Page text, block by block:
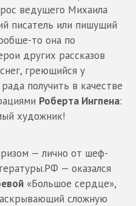
ведущего Михаила
писатель или пишущий
то она по
других рассказов
греющийся у
получить в качестве
Роберта Ингпена:
художник!
— лично от шеф-
— оказался
«Большое сердце»,
сложную